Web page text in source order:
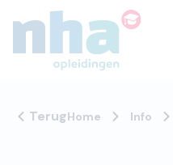
TerugHome Info